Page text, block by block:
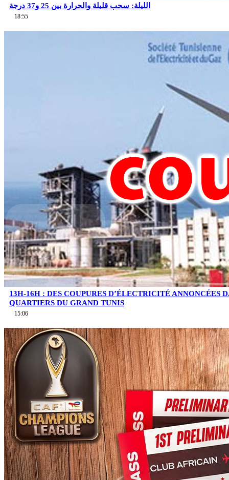
الليلة: سحب قليلة والحرارة بين 25 و37 درجة
18:55
13H-16H : DES COUPURES D’ÉLECTRICITÉ ANNONCÉES
QUARTIERS DU GRAND TUNIS
15:06